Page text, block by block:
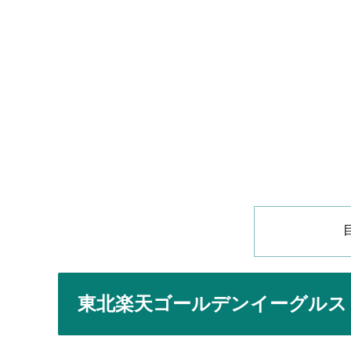
東北楽天ゴールデンイーグルス